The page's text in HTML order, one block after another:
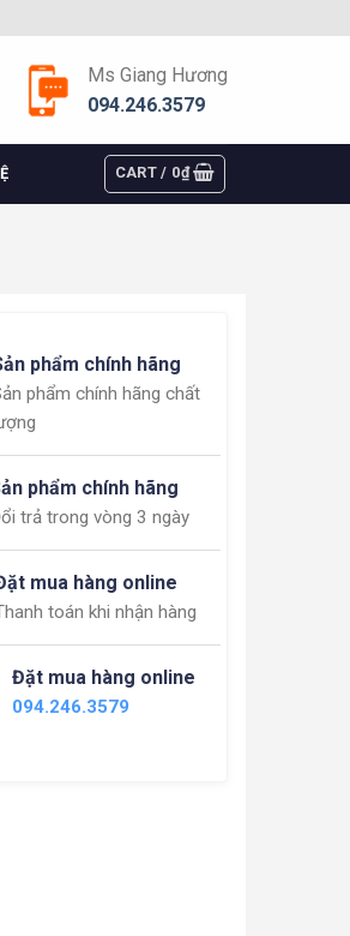
Ms Giang Hương
094.246.3579
CART / 0₫
phẩm chính hãng
phẩm chính hãng chất
phẩm chính hãng
trả trong vòng 3 ngày
mua hàng online
toán khi nhận hàng
Đặt mua hàng online
094.246.3579